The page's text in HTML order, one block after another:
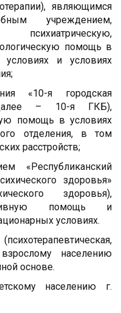
являющимся
учреждением,
помощь в
условиях и условиях
«10-я городская
– 10-я ГКБ),
помощь в условиях
отделения, в том
расстройств;
«Республиканский
здоровья»
здоровья),
помощь и
условиях.
населению
основе.
населению г.